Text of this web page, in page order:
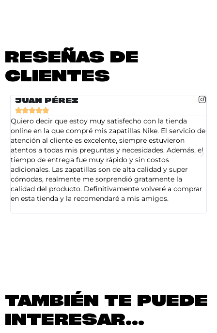
RESEÑAS DE
CLIENTES
JUAN PÉREZ

Quiero decir que estoy muy satisfecho con la tienda
online en la que compré mis zapatillas Nike. El servicio de
atención al cliente es excelente, siempre estuvieron
atentos a todas mis preguntas y necesidades. Además, el
tiempo de entrega fue muy rápido y sin costos
adicionales. Las zapatillas son de alta calidad y super
cómodas, realmente me sorprendió gratamente la
calidad del producto. Definitivamente volveré a comprar
en esta tienda y la recomendaré a mis amigos.
TAMBIÉN TE PUEDE
INTERESAR...